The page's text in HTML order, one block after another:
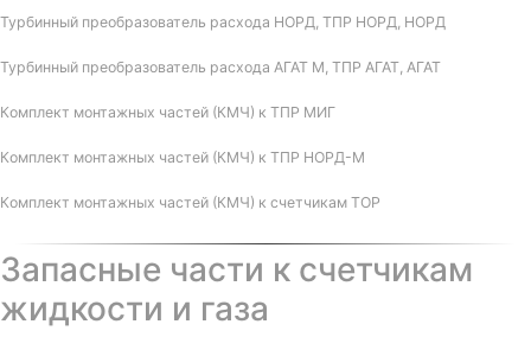
Турбинный преобразователь расхода НОРД, ТПР НОРД, НОРД
Турбинный преобразователь расхода АГАТ М, ТПР АГАТ, АГАТ
Комплект монтажных частей (КМЧ) к ТПР МИГ
Комплект монтажных частей (КМЧ) к ТПР НОРД-М
Комплект монтажных частей (КМЧ) к счетчикам ТОР
Запасные части к счетчикам
жидкости и газа